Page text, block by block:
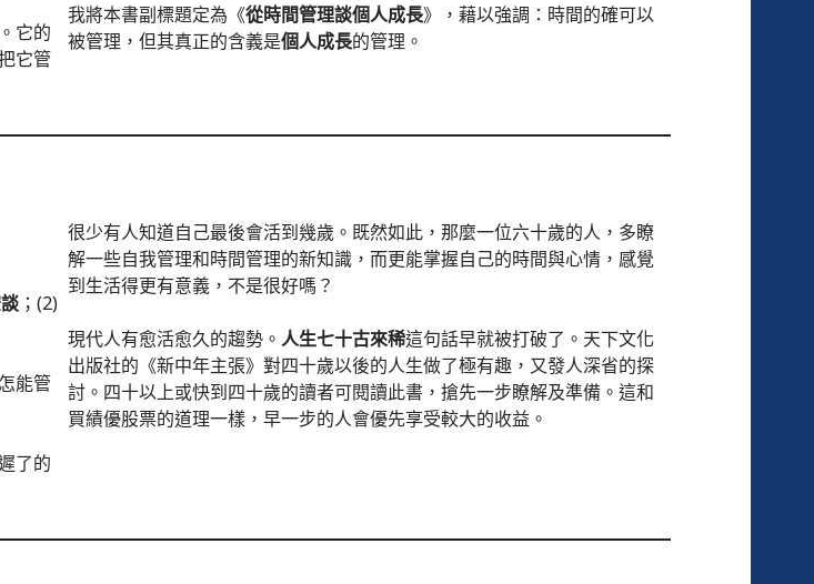
。它的
它管
我將本書副標題定為《從時間管理談個人成長》，藉以強調：時間的確可以
被管理，但其真正的含義是個人成長的管理。
；(2)
能管
了的
很少有人知道自己最後會活到幾歲。既然如此，那麼一位六十歲的人，多瞭
解一些自我管理和時間管理的新知識，而更能掌握自己的時間與心情，感覺
到生活得更有意義，不是很好嗎？
現代人有愈活愈久的趨勢。 人生七十古來稀這句話早就被打破了。天下文化
出版社的《新中年主張》對四十歲以後的人生做了極有趣，又發人深省的探
討。四十以上或快到四十歲的讀者可閱讀此書，搶先一步瞭解及準備。這和
買績優股票的道理一樣，早一步的人會優先享受較大的收益。